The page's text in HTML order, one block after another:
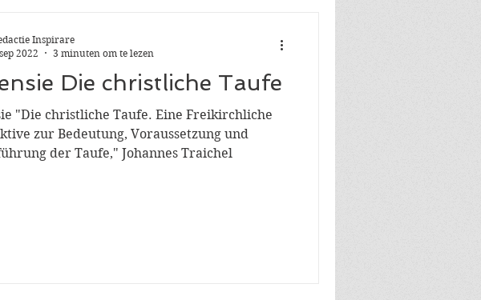
Die christliche Taufe
"Die christliche Taufe. Eine Freikirchliche
zur Bedeutung, Voraussetzung und
der Taufe," Johannes Traichel
Inspirare
2022
3 minuten om te lezen